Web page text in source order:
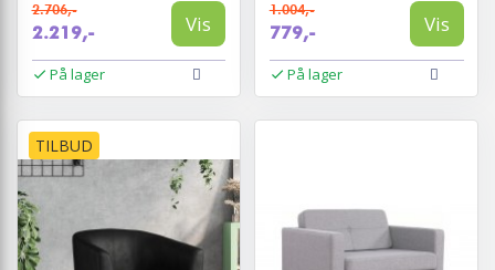
2.706,-
2.219,- Vis
På lager
1.004,-
779,- Vis
På lager
TILBUD